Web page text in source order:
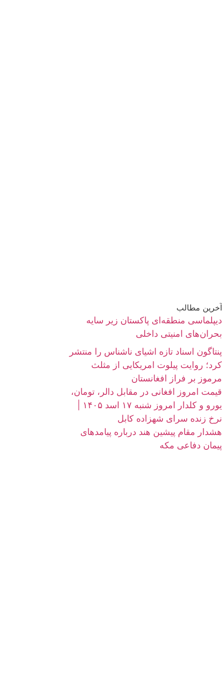
آخرین مطالب
دیپلماسی منطقه‌ای پاکستان زیر سایه
بحران‌های امنیتی داخلی
پنتاگون اسناد تازه اشیای ناشناس را منتشر
کرد؛ روایت پیلوت امریکایی از مثلث
مرموز بر فراز افغانستان
قیمت امروز افغانی در مقابل دالر، تومان،
نرخ زنده سرای شهزاده کابل
هشدار مقام پیشین هند درباره پیامدهای
پیمان دفاعی مکه